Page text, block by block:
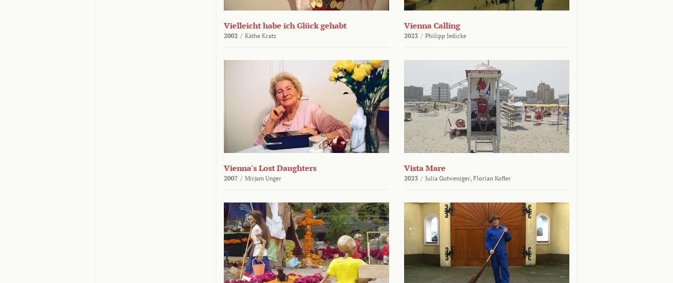
Vielleicht habe ich Glück gehabt
2002 / Käthe Kratz
Vienna Calling
2023 / Philipp Jedicke
Vienna's Lost Daughters
2007 / Mirjam Unger
Vista Mare
2023 / Julia Gutweniger, Florian Kofler